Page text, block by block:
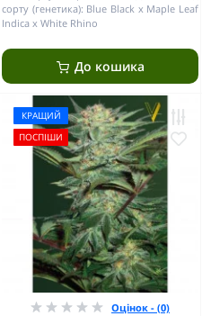
сорту (генетика): Blue Black x Maple Leaf
Indica x White Rhino
До кошика
КРАЩИЙ
ПОСПІШИ
Оцінок - (0)